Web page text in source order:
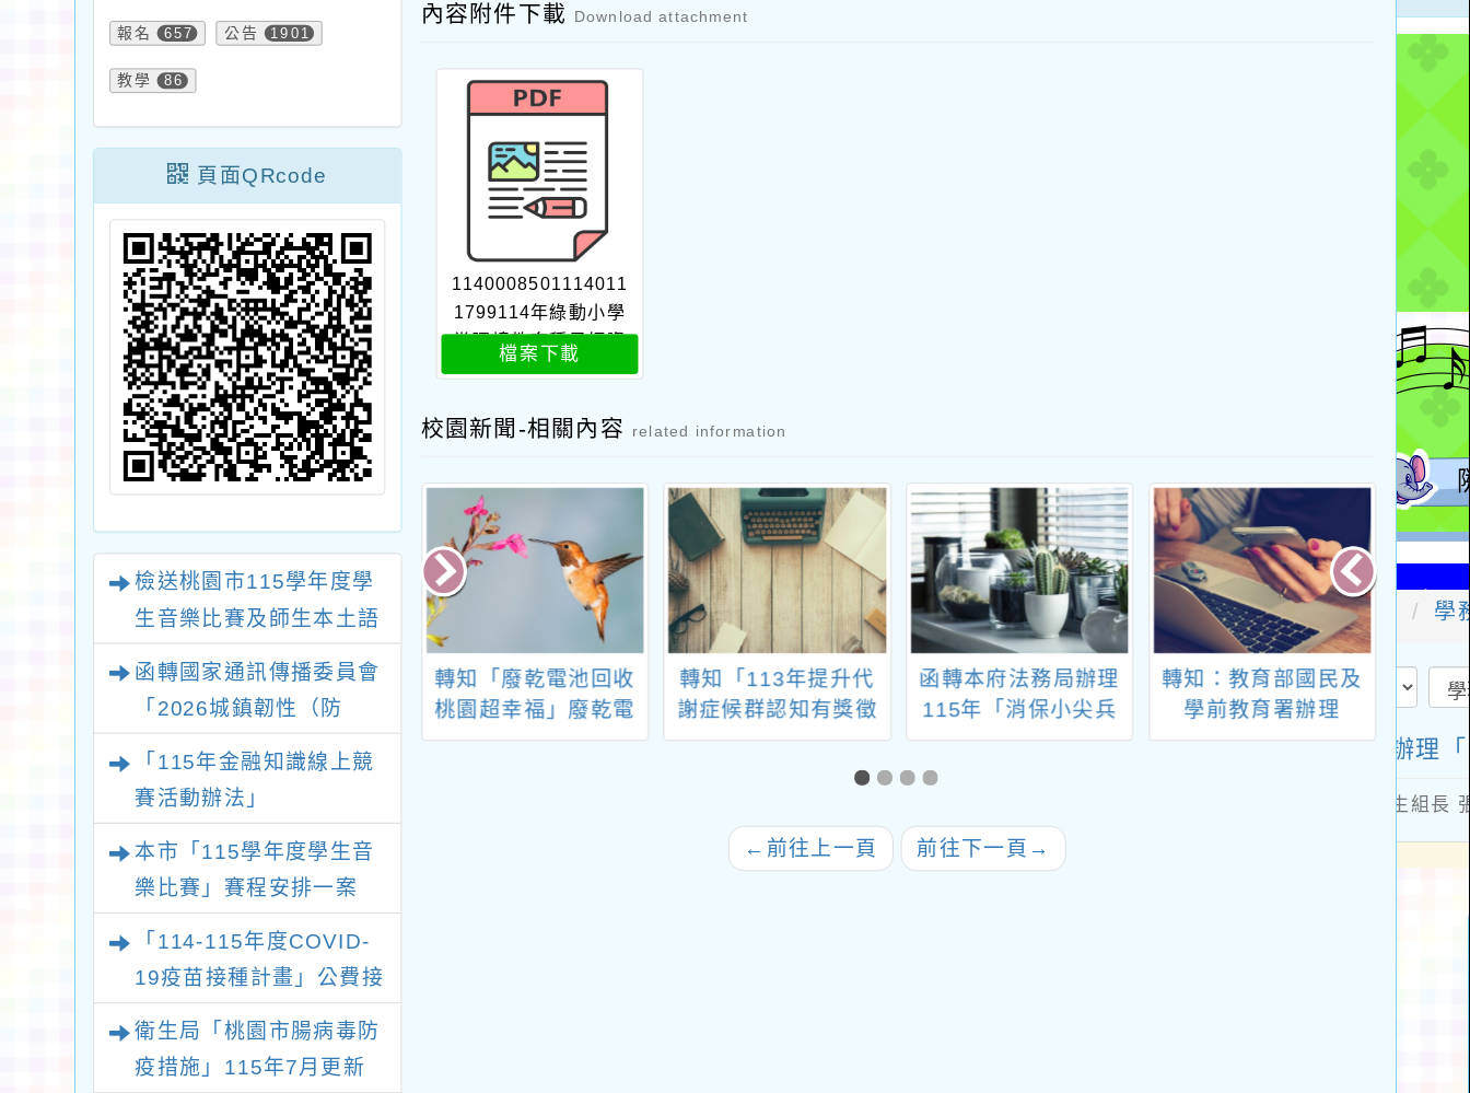
報名 657 公告 1901
教學 86
頁面QRcode
檢送桃園市115學年度學
生音樂比賽及師生本土語
函轉國家通訊傳播委員會
「2026城鎮韌性（防
「115年金融知識線上競
賽活動辦法」
本市「115學年度學生音
樂比賽」賽程安排一案
「114-115年度COVID-
19疫苗接種計畫」公費接
種對象擴大
衛生局「桃園市腸病毒防
疫措施」115年7月更新
內容附件下載 Download attachment
1140008501114011
1799114年綠動小學
堂環境教育種子師資
培訓課程招生簡章附
檔案下載
校園新聞-相關內容 related information
第9屆國家環境
經驗交流分享
會」一案
轉知內政部國家公園
署陽明山國家公園管
理處「114年第二屆
陽明山國家公園小小
解說員培訓活動」簡
轉知「廢乾電池回收
桃園超幸福」廢乾電
轉知「113年提升代
謝症候群認知有獎徵
函轉本府法務局辦理
115年「消保小尖兵
勵貴校3至6年級學
轉知：教育部國民及
學前教育署辦理
轉知
會辦
全國
← 前往上一頁 前往下一頁 →